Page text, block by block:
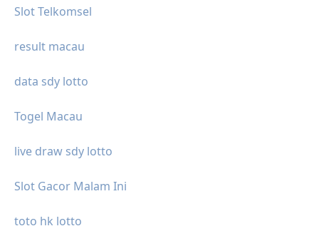
Slot Telkomsel
result macau
data sdy lotto
Togel Macau
live draw sdy lotto
Slot Gacor Malam Ini
toto hk lotto